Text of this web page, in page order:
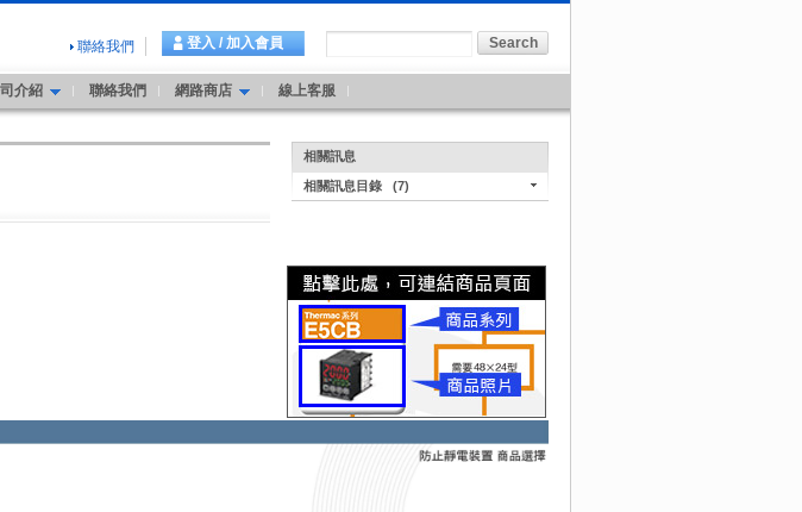
聯絡我們 登入 / 加入會員
介紹 聯絡我們 網路商店 線上客服
相關訊息
相關訊息目錄 (7)